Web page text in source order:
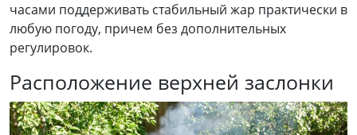
часами поддерживать стабильный жар практически в
любую погоду, причем без дополнительных
регулировок.
Расположение верхней заслонки